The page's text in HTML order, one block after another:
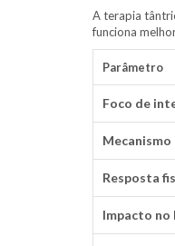
A terapia
funciona
Parâmetro
Foco de
Resposta
Impacto no